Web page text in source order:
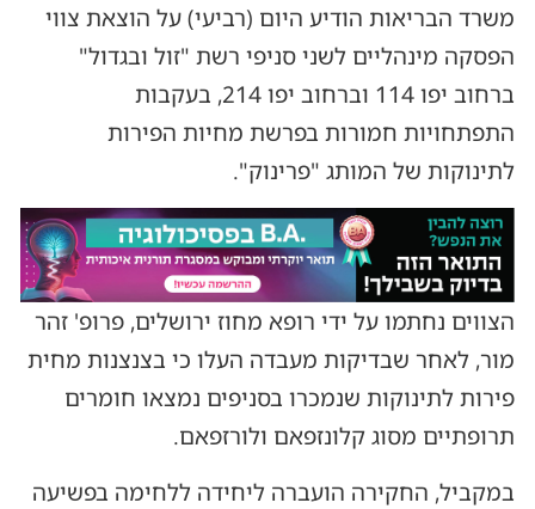
משרד הבריאות הודיע היום (רביעי) על הוצאת צווי
הפסקה מינהליים לשני סניפי רשת "זול ובגדול"
ברחוב יפו 114 וברחוב יפו 214, בעקבות
התפתחויות חמורות בפרשת מחיות הפירות
לתינוקות של המותג "פרינוק".
הצווים נחתמו על ידי רופא מחוז ירושלים, פרופ' זהר
מור, לאחר שבדיקות מעבדה העלו כי בצנצנות מחית
פירות לתינוקות שנמכרו בסניפים נמצאו חומרים
תרופתיים מסוג קלונזפאם ולורזפאם.
במקביל, החקירה הועברה ליחידה ללחימה בפשיעה